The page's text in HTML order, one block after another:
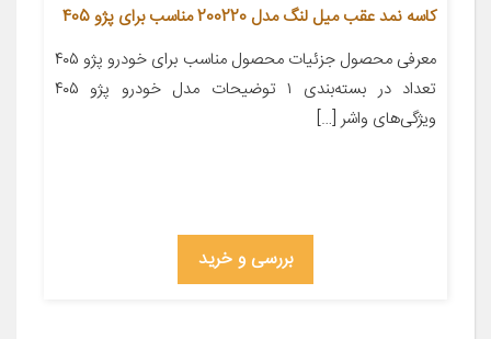
کاسه نمد عقب میل لنگ مدل 200220 مناسب برای پژو 405
معرفی محصول جزئیات محصول مناسب برای خودرو پژو ۴۰۵
تعداد در بسته‌بندی ۱ توضیحات مدل خودرو پژو ۴۰۵
ویژگی‌های واشر […]
بررسی و خرید